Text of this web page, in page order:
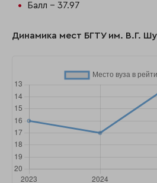
Балл - 37.97
Динамика мест БГТУ им. В.Г.